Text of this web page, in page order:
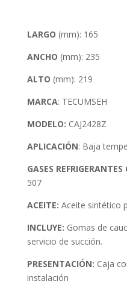
LARGO (mm): 165
ANCHO (mm): 235
ALTO (mm): 219
MARCA: TECUMSEH
MODELO: CAJ2428Z
APLICACIÓN: Baja
GASES
507
ACEITE: Aceite sintético
INCLUYE: Gomas de
servicio de succión.
PRESENTACIÓN: Caja
instalación